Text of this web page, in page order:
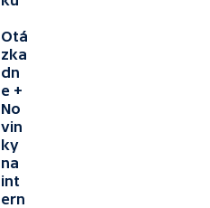
Otá
zka
dn
e +
No
vin
ky
na
int
ern